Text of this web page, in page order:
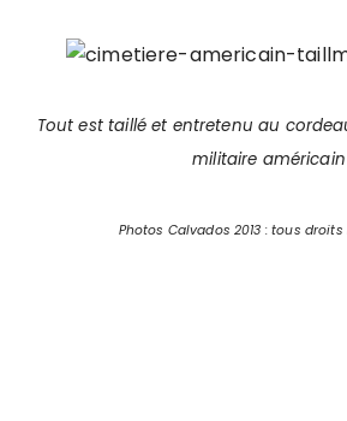
Tout est taillé et entretenu au
militaire américain
Photos Calvados 2013 : tous